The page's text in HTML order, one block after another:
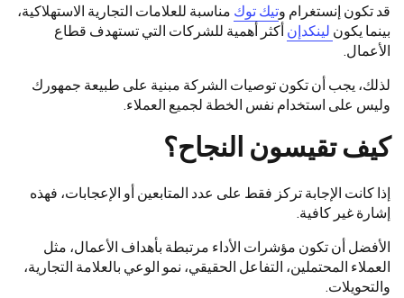
قد تكون إنستغرام وتيك توك مناسبة للعلامات التجارية الاستهلاكية،
بينما يكون لينكدإنأكثر أهمية للشركات التي تستهدف قطاع
الأعمال.
لذلك، يجب أن تكون توصيات الشركة مبنية على طبيعة جمهورك
وليس على استخدام نفس الخطة لجميع العملاء.
كيف تقيسون النجاح؟
إذا كانت الإجابة تركز فقط على عدد المتابعين أو الإعجابات، فهذه
إشارة غير كافية.
الأفضل أن تكون مؤشرات الأداء مرتبطة بأهداف الأعمال، مثل
العملاء المحتملين، التفاعل الحقيقي، نمو الوعي بالعلامة التجارية،
والتحويلات.